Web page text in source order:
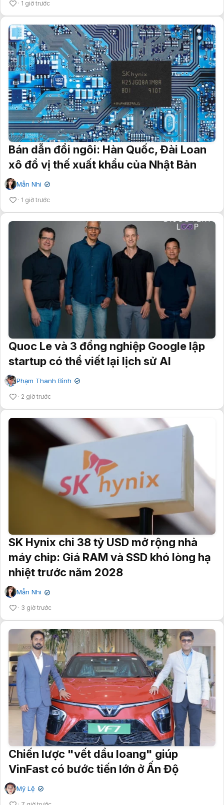
1 giờ trước
Bán dẫn đổi ngôi: Hàn Quốc, Đài Loan
xô đổ vị thế xuất khẩu của Nhật Bản
Mẫn Nhi ✔
1 giờ trước
Quoc Le và 3 đồng nghiệp Google lập
startup có thể viết lại lịch sử AI
Phạm Thanh Bình ✔
2 giờ trước
SK Hynix chi 38 tỷ USD mở rộng nhà
máy chip: Giá RAM và SSD khó lòng hạ
nhiệt trước năm 2028
Mẫn Nhi ✔
3 giờ trước
Chiến lược "vết dầu loang" giúp
VinFast có bước tiến lớn ở Ấn Độ
Mỹ Lệ ✔